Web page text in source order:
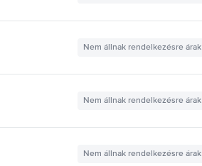
Nem állnak rendelkezésre árak
Nem állnak rendelkezésre árak
Nem állnak rendelkezésre árak